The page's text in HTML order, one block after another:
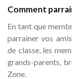
Comment
En tant que
parrainer vos
de classe, les
grands-parents,
Zone.